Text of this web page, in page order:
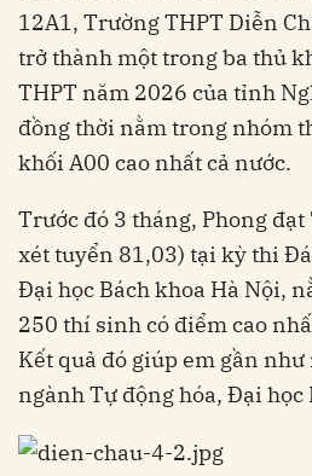
12A1, Trường THPT Diễn
trở thành một trong ba thủ
THPT năm 2026 của tỉnh
đồng thời nằm trong nhóm
khối A00 cao nhất cả nước.
Trước đó 3 tháng, Phong
xét tuyển 81,03) tại kỳ thi
Đại học Bách khoa Hà Nội,
250 thí sinh có điểm cao
Kết quả đó giúp em gần
ngành Tự động hóa, Đại học